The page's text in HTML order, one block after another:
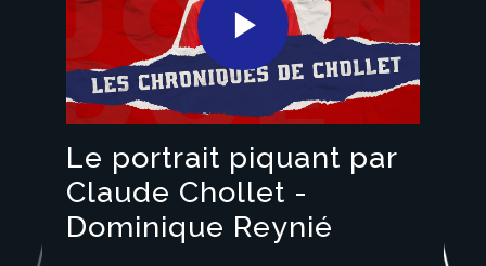
Play
Video
Le portrait piquant par
Claude Chollet -
Dominique Reynié